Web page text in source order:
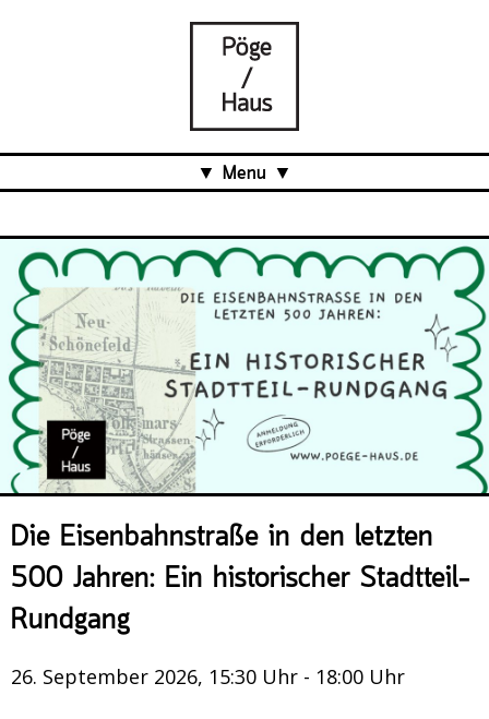
Menu
Projects
Über uns
Was ist das Pöge-Haus?
Team
Organisation
Mitarbeit
Veranstaltungsrückblick
Kontakt und Anfahrt
Datenschutz
Presse/Newsletter
Die Eisenbahnstraße in den letzten
500 Jahren: Ein historischer Stadtteil-
Rundgang
26. September 2026, 15:30 Uhr - 18:00 Uhr